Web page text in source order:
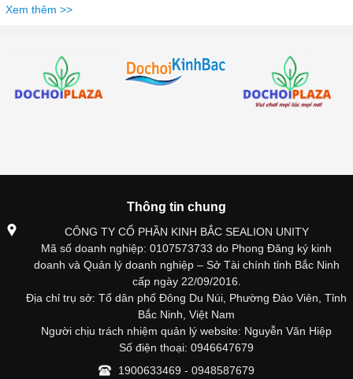
Xem thêm >>
Thông tin chung
CÔNG TY CỔ PHẦN KINH BẮC SEALION UNITY
Mã số doanh nghiệp: 0107573733 do Phong Đăng ký kinh
doanh và Quản lý doanh nghiệp – Sở Tài chính tỉnh Bắc Ninh
cấp ngày 22/09/2016.
Địa chỉ trụ sở: Tổ dân phố Đông Du Núi, Phường Đào Viên, Tỉnh
Bắc Ninh, Việt Nam
Người chịu trách nhiệm quản lý website: Nguyễn Văn Hiệp
Số điện thoại: 0946647679
1900633469 - 0948587679